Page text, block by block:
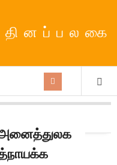
அனைத்துலக